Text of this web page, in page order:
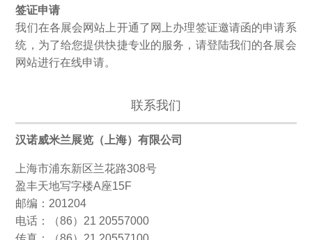
签证申请
我们在各展会网站上开通了网上办理签证邀请函的申请系
统，为了给您提供快捷专业的服务，请登陆我们的各展会
网站进行在线申请。
联系我们
汉诺威米兰展览（上海）有限公司
上海市浦东新区兰花路308号
盈丰天地写字楼A座15F
邮编：201204
电话：（86）21 20557000